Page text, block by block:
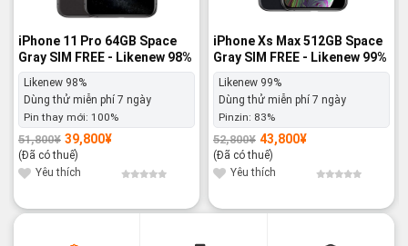
iPhone 11 Pro 64GB Space
Gray SIM FREE - Likenew 98%
Likenew 98%
Dùng thử miễn phí 7 ngày
Pin thay mới: 100%
51,800¥
Giá
gốc
là:
51,800¥.
39,800¥
Giá
hiện
tại
là:
39,800¥.
(Đã có thuế)
Yêu thích
iPhone Xs Max 512GB Space
Gray SIM FREE - Likenew 99%
Likenew 99%
Dùng thử miễn phí 7 ngày
Pinzin: 83%
52,800¥
Giá
gốc
là:
52,800¥.
43,800¥
Giá
hiện
tại
là:
43,800¥.
(Đã có thuế)
Yêu thích